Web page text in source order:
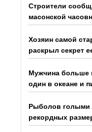
Строители
масонской
Хозяин самой
раскрыл секрет
Мужчина больше
один в океане и
Рыболов голыми
рекордных